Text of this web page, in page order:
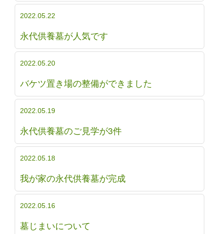
2022.05.22
永代供養墓が人気です
2022.05.20
バケツ置き場の整備ができました
2022.05.19
永代供養墓のご見学が3件
2022.05.18
我が家の永代供養墓が完成
2022.05.16
墓じまいについて